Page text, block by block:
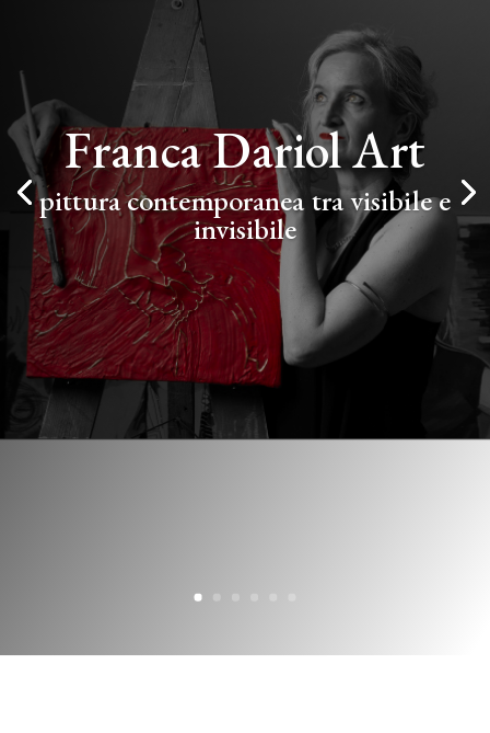
Franca Dariol Art
pittura contemporanea tra visibile e
invisibile